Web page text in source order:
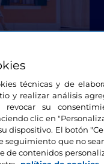
técnicas y de
y realizar análisis
revocar su
clic en
dispositivo. El botón
seguimiento que no
de contenidos